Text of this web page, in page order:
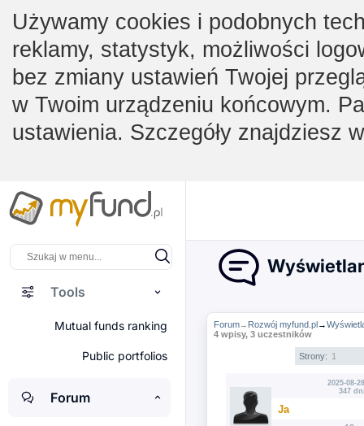
Używamy cookies i podobnych
reklamy, statystyk, możliwości
bez zmiany ustawień Twojej
w Twoim urządzeniu końcowym.
ustawienia. Szczegóły znajdziesz
Tools
Mutual funds ranking
Public portfolios
Forum
Forum→ Rozwój myfund.pl→
4 wpisy, 3 uczestników
Strony: 1
2025-08-
347
Ja